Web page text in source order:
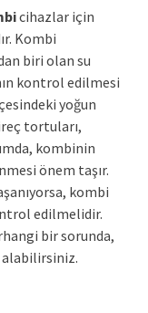
cihazlar için
Kombi
biri olan su
kontrol edilmesi
yoğun
tortuları,
kombinin
önem taşır.
kombi
edilmelidir.
bir sorunda,